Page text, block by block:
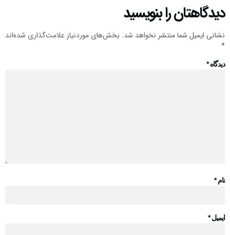
دیدگاهتان را بنویسید
نشانی ایمیل شما منتشر نخواهد شد. بخش‌های موردنیاز علامت‌گذاری شده‌اند
*
دیدگاه*
نام*
ایمیل*